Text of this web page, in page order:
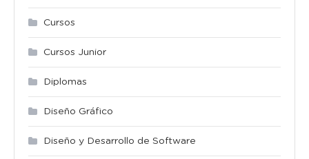
Cursos
Cursos Junior
Diplomas
Diseño Gráfico
Diseño y Desarrollo de Software